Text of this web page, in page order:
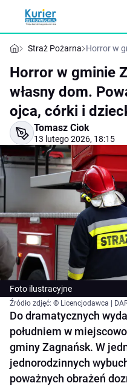
Straż Pożarna Horror w
Horror w gminie
własny dom.
ojca, córki i
Tomasz Ciok
13 lutego 2026, 18:15
Foto ilustracyjne
Źródło zdjęć: © Licencjodawca |
Do dramatycznych
południem w
gminy Zagnańsk. W
jednorodzinnych
poważnych obrażeń